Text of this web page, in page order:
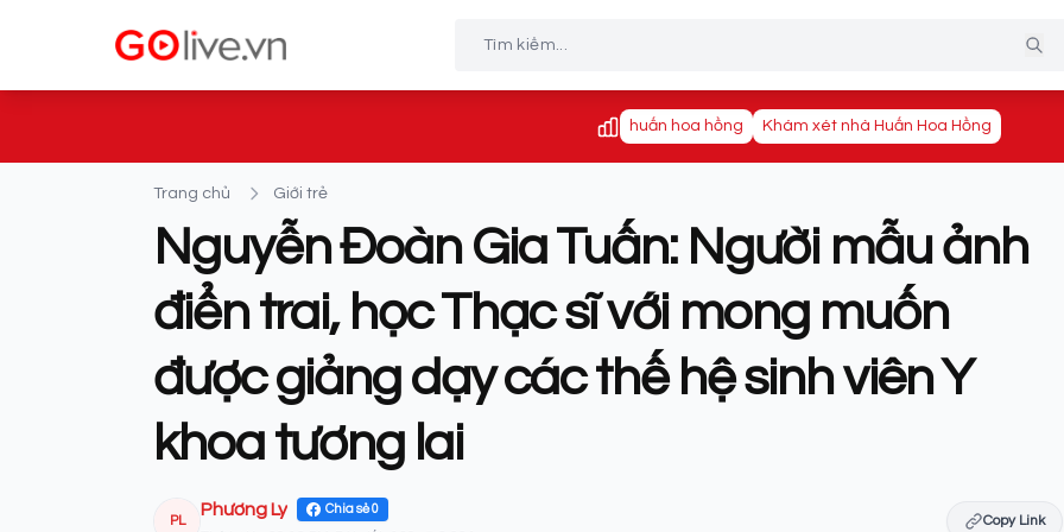
huấn hoa hồng Khám xét nhà Huấn Hoa Hồng
Trang chủ Giới trẻ
Nguyễn Đoàn Gia Tuấn: Người mẫu ảnh
điển trai, học Thạc sĩ với mong muốn
được giảng dạy các thế hệ sinh viên Y
khoa tương lai
PL
Phương Ly Chia sẻ0
Copy Link